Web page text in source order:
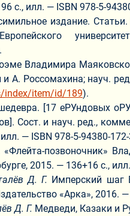
с., илл. — ISBN 978-5-
издание.
Владимира
А. Россомахина; науч.
index/item/id/189).
[17 еРУндовых
Сост. и науч. ред.,
— ISBN 978-5-94380-
«Флейта-позвоночник»
2015. — 136+16 с.,
Д. Г. Имперский шаг
«Арка», 2016.
Д. Г. Медведи, Казаки и